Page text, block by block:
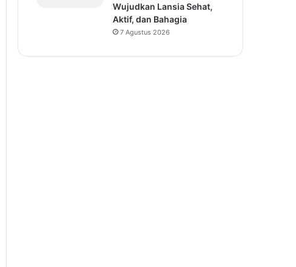
Wujudkan Lansia Sehat,
Aktif, dan Bahagia
7 Agustus 2026